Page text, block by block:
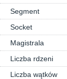
Segment
Socket
Magistrala
Liczba rdzeni
Liczba wątków